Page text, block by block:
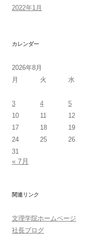
2022年1月
カレンダー
2026年8月
月
火 水
3
4 5
10
11 12
17
18 19
24
25 26
31
« 7月
関連リンク
文理学院ホームページ
社長ブログ